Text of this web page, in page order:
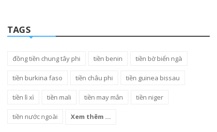
TAGS
đồng tiền chung tây phi tiền benin tiền bờ biển ngà
tiền burkina faso tiền châu phi tiền guinea bissau
tiền lì xì tiền mali tiền may mắn tiền niger
tiền nước ngoài Xem thêm ...